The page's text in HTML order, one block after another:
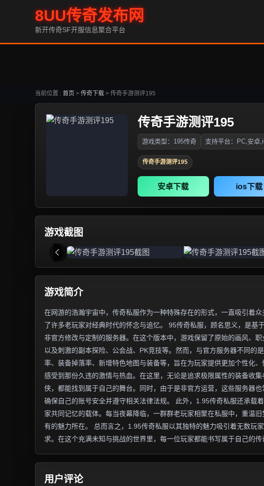
8UU传奇发布网
新开传奇SF开服信息聚合平台
当前位置 : 首页 > 传奇下载 > 传奇手游测评195
传奇手游测评195
游戏类型：195传奇 支持平台：PC,安卓
传奇手游测评195
安卓下载 ios下载
游戏截图
游戏简介
在网游的浩瀚宇宙中，传奇私服作为一种特殊存在的形式，一直吸引着
了许多老玩家对经典时代的怀念与追忆。 95传奇私服，顾名思义，是
非官方修改与定制的服务器。在这个版本中，游戏保留了原始的画风、
以及刺激的副本探险、公会战、PK竞技等。然而，与官方服务器不同的
率、装备掉落率、新增特色地图与装备等，旨在为玩家提供更加个性化
感受到那份久违的激情与热血。在这里，无论是追求极限属性的装备收
侠，都能找到属于自己的舞台。同时，由于是非官方运营，这些服务器
确保自己的账号安全并遵守相关法律法规。 此外，1.95传奇私服还承载
家共同记忆的载体。每当夜幕降临，一群群老玩家相聚在私服中，重温
有的魅力所在。 总而言之，1.95传奇私服以其独特的魅力吸引着无数玩
求。在这个充满未知与挑战的世界里，每一位玩家都能书写属于自己的传
用户评论